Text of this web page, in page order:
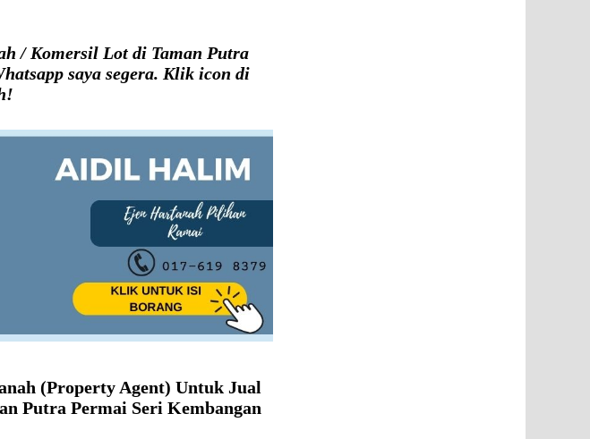
/ Komersil Lot di Taman Putra
saya segera. Klik icon di
(Property Agent) Untuk Jual
Putra Permai Seri Kembangan